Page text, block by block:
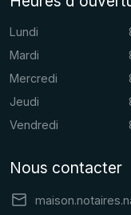
Lundi
Mardi
Mercredi
Jeudi
Vendredi
Nous contacter